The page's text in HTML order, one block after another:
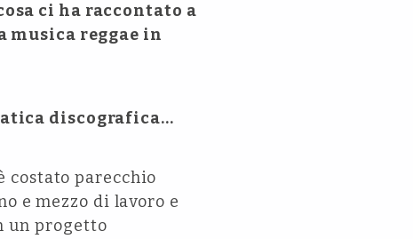
ci ha raccontato a
reggae in
discografica…
costato parecchio
e mezzo di lavoro e
un progetto